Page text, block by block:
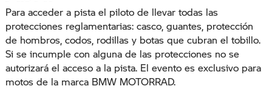
Para acceder a pista el piloto de llevar todas las
protecciones reglamentarias: casco, guantes, protección
de hombros, codos, rodillas y botas que cubran el tobillo.
Si se incumple con alguna de las protecciones no se
autorizará el acceso a la pista. El evento es exclusivo para
motos de la marca BMW MOTORRAD.